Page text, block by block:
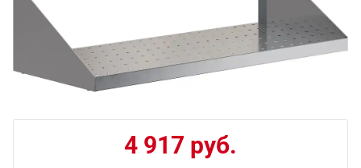
4 917 руб.